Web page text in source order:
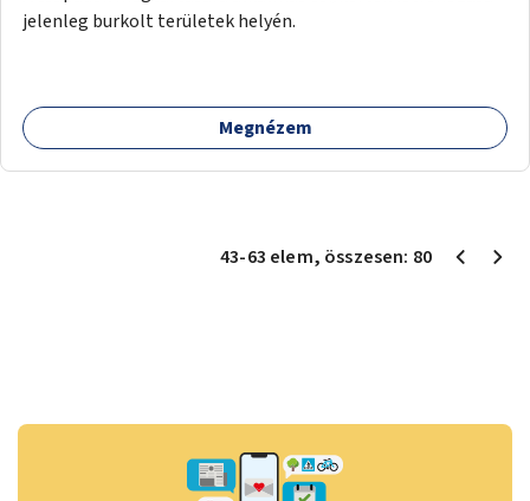
jelenleg burkolt területek helyén.
Megnézem
43-63 elem, összesen: 80